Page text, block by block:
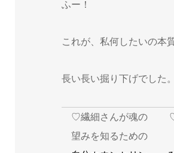
ふー！
これが、私何したいの本
長い長い掘り下げでした。
♡繊細さんが魂の
望みを知るための